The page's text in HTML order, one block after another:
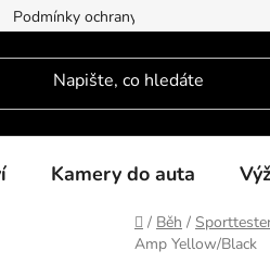
Podmínky ochrany osobních údajů
Kamery do auta
Domů
/ Běh /
Amp Yellow/Black